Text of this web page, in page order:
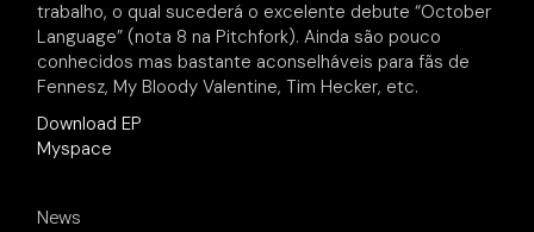
trabalho, o qual sucederá o excelente debute “October
Language” (nota 8 na Pitchfork). Ainda são pouco
conhecidos mas bastante aconselháveis para fãs de
Fennesz, My Bloody Valentine, Tim Hecker, etc.
Download EP
Myspace
News